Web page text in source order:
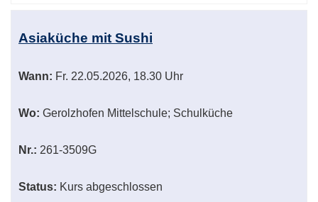
Asiaküche mit Sushi
Wann: Fr. 22.05.2026, 18.30 Uhr
Wo: Gerolzhofen Mittelschule; Schulküche
Nr.: 261-3509G
Status: Kurs abgeschlossen